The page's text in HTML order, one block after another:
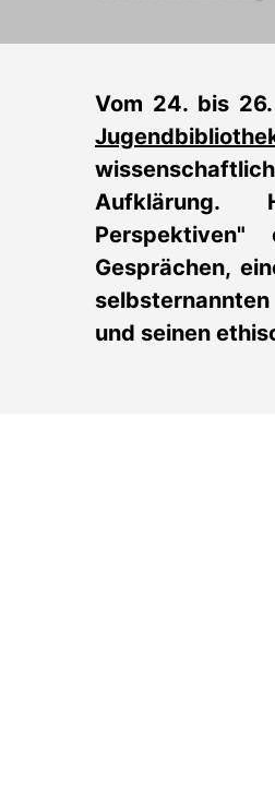
Vom 24. bis
Aufklärung.
Gesprächen,
und seinen